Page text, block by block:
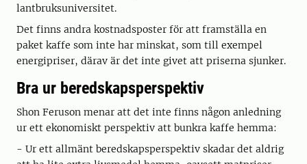
lantbruksuniversitet.
Det finns andra kostnadsposter för att framställa en
paket kaffe som inte har minskat, som till exempel
energipriser, därav är det inte givet att priserna sjunker.
Bra ur beredskapsperspektiv
Shon Feruson menar att det inte finns någon anledning
ur ett ekonomiskt perspektiv att bunkra kaffe hemma:
- Ur ett allmänt beredskapsperspektiv skadar det aldrig